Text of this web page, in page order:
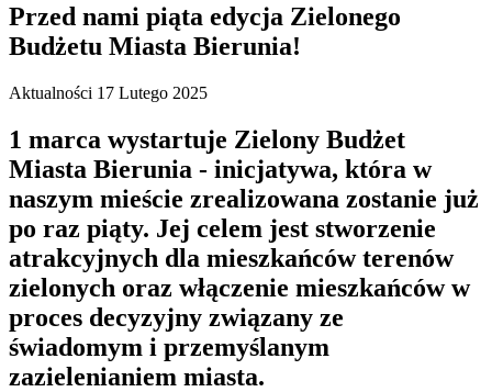
Przed nami piąta edycja Zielonego
Budżetu Miasta Bierunia!
Aktualności 17 Lutego 2025
1 marca wystartuje Zielony Budżet
Miasta Bierunia - inicjatywa, która w
naszym mieście zrealizowana zostanie już
po raz piąty. Jej celem jest stworzenie
atrakcyjnych dla mieszkańców terenów
zielonych oraz włączenie mieszkańców w
proces decyzyjny związany ze
świadomym i przemyślanym
zazielenianiem miasta.